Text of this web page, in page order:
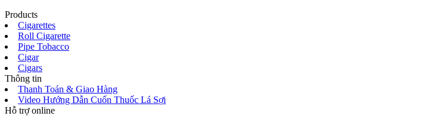
Products
Cigarettes
Roll Cigarette
Pipe Tobacco
Cigar
Cigars
Thông tin
Thanh Toán & Giao Hàng
Video Hướng Dẫn Cuốn Thuốc Lá Sợi
Hỗ trợ online